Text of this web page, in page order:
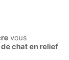
vous
chat en relief